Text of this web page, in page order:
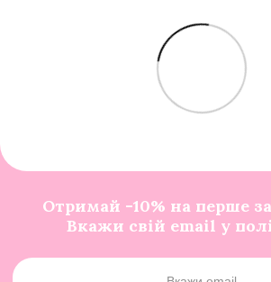
Отримай -10% на перше
Вкажи свій email у